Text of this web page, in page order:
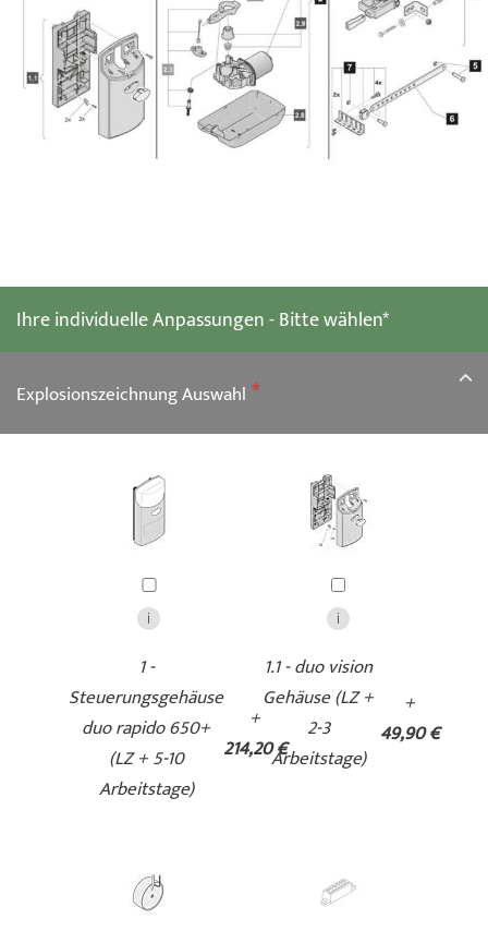
Ihre individuelle Anpassungen - Bitte wählen*
Explosionszeichnung Auswahl
1 -
Steuerungsgehäuse
duo rapido 650+
(LZ + 5-10
Arbeitstage)
+
214,20 €
1.1 - duo vision
Gehäuse (LZ +
2-3
Arbeitstage)
+
49,90 €
Bildgalerie